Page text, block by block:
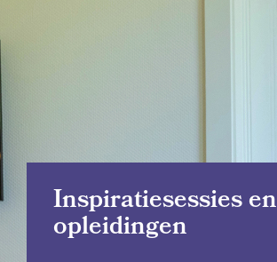
Inspiratiesessies en
opleidingen